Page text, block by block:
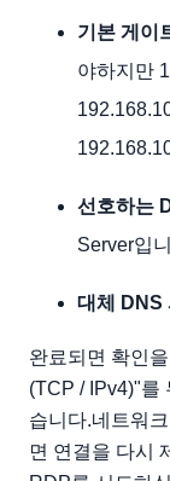
기본 게이
야하지만
선호하는
Server입
대체 DNS
완료되면 확인
(TCP / IPv4)"를
습니다.네트워
면 연결을 다시